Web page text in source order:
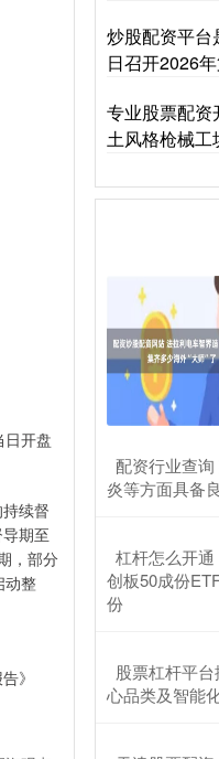
开盘
续督
期至
，部分
动整
》
炒股配资平
日召开2026
专业股票配资
土风格枪械工
配资行业查
炎等方面具备
杠杆怎么开
创板50成份
份
股票杠杆平
心品类及智能